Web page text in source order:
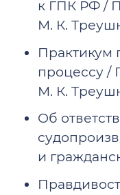
к ГПК РФ /
М. К.
Практикум
процессу /
М. К.
Об
и